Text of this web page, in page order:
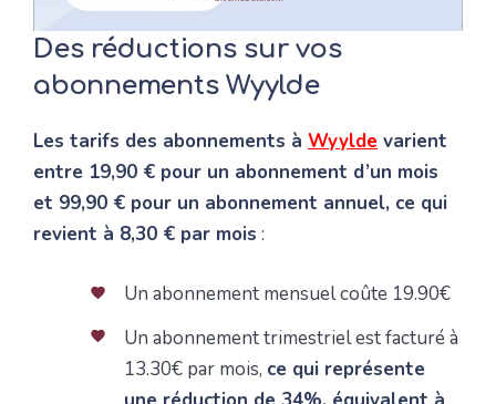
Des réductions sur vos
abonnements Wyylde
Les tarifs des abonnements à Wyylde varient
entre 19,90 € pour un abonnement d’un mois
et 99,90 € pour un abonnement annuel, ce qui
revient à 8,30 € par mois :
Un abonnement mensuel coûte 19.90€
Un abonnement trimestriel est facturé à
13.30€ par mois, ce qui représente